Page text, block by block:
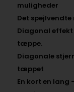
muligheder
Det
Diagonal effekt
tæppe.
Diagonale
tæppet
En kort en lang